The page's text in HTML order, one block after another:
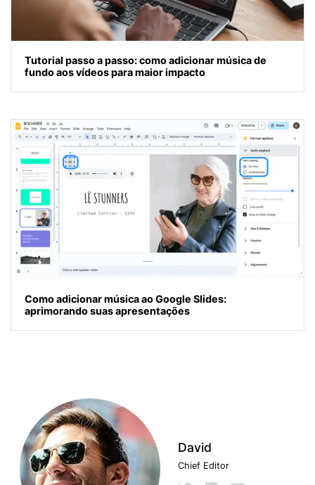
Tutorial passo a passo: como adicionar música de
fundo aos vídeos para maior impacto
Como adicionar música ao Google Slides:
aprimorando suas apresentações
David
Chief Editor